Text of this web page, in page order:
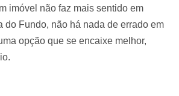
imóvel não faz mais sentido em
do Fundo, não há nada de errado em
opção que se encaixe melhor,